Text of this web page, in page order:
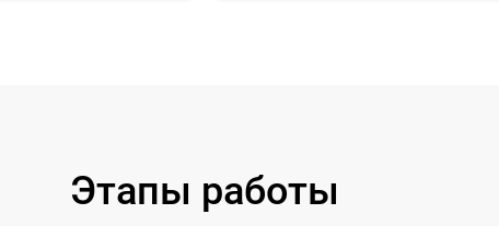
Этапы работы